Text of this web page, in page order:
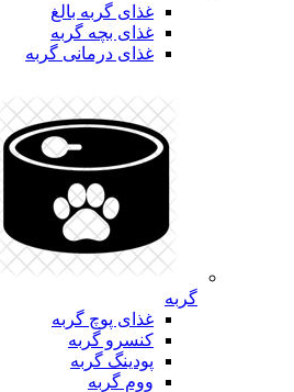
غذای گربه بالغ
غذای بچه گربه
غذای درمانی گربه
گربه
غذای پوچ گربه
کنسرو گربه
پودینگ گربه
ووم گربه